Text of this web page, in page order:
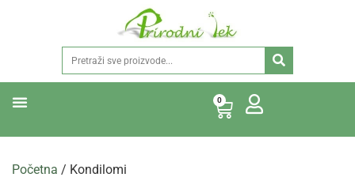
0
Početna / Kondilomi